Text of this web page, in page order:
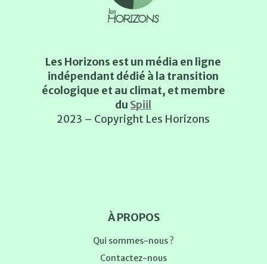
Les Horizons est un média en ligne
indépendant dédié à la transition
écologique et au climat, et membre
du Spiil
2023 – Copyright Les Horizons
À PROPOS
Qui sommes-nous ?
Contactez-nous